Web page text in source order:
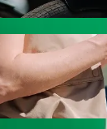
do İrşad